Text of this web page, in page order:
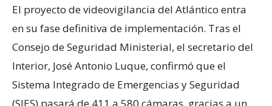
El proyecto de videovigilancia del Atlántico entra
en su fase definitiva de implementación. Tras el
Consejo de Seguridad Ministerial, el secretario del
Interior, José Antonio Luque, confirmó que el
Sistema Integrado de Emergencias y Seguridad